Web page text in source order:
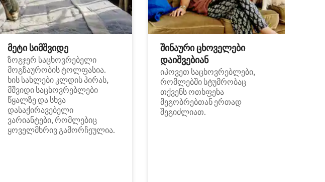
მეტი სიმშვიდე
ზოგჯერ საცხოვრებელი
მოგზაურობის ტოლფასია.
ხის სახლები კლდის პირას,
მშვიდი საცხოვრებლები
წყალზე და სხვა
დასაქირავებელი
ვარიანტები, რომლებიც
ყოველმხრივ გამორჩეულია.
შინაური ცხოველები
დაიშვებიან
იპოვეთ საცხოვრებლები,
რომლებში სტუმრობაც
თქვენს ოთხფეხა
მეგობრებთან ერთად
შეგიძლიათ.